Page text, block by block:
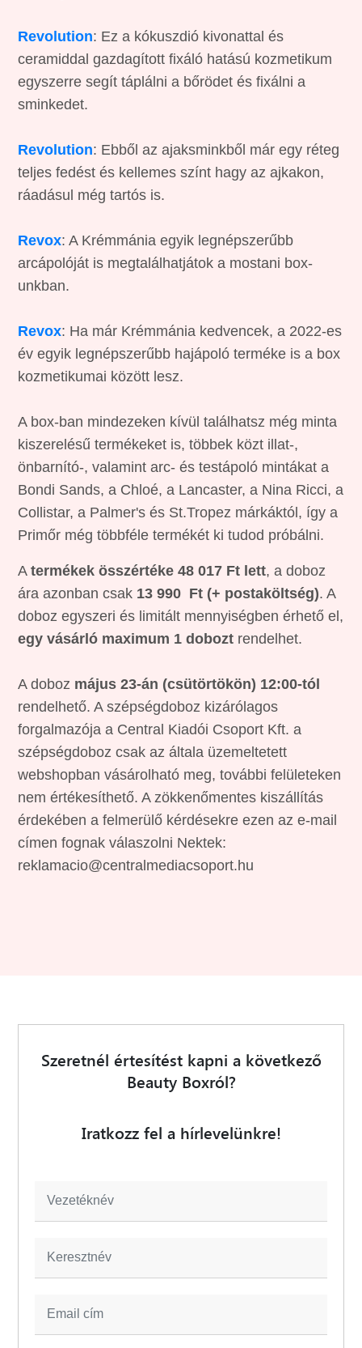
Revolution: Ez a kókuszdió kivonattal és
ceramiddal gazdagított fixáló hatású kozmetikum
egyszerre segít táplálni a bőrödet és fixálni a
sminkedet.
Revolution: Ebből az ajaksminkből már egy réteg
teljes fedést és kellemes színt hagy az ajkakon,
ráadásul még tartós is.
Revox: A Krémmánia egyik legnépszerűbb
arcápolóját is megtalálhatjátok a mostani box-
unkban.
Revox: Ha már Krémmánia kedvencek, a 2022-es
év egyik legnépszerűbb hajápoló terméke is a box
kozmetikumai között lesz.
A box-ban mindezeken kívül találhatsz még minta
kiszerelésű termékeket is, többek közt illat-,
önbarnító-, valamint arc- és testápoló mintákat a
Bondi Sands, a Chloé, a Lancaster, a Nina Ricci, a
Collistar, a Palmer's és St.Tropez márkáktól, így a
Primőr még többféle termékét ki tudod próbálni.
Atermékek összértéke 48 017 Ft lett, a doboz
ára azonban csak 13 990 Ft (+ postaköltség). A
doboz egyszeri és limitált mennyiségben érhető el,
egy vásárló maximum 1 dobozt rendelhet.
A doboz május 23-án (csütörtökön) 12:00-tól
rendelhető. A szépségdoboz kizárólagos
forgalmazója a Central Kiadói Csoport Kft. a
szépségdoboz csak az általa üzemeltetett
webshopban vásárolható meg, további felületeken
nem értékesíthető. A zökkenőmentes kiszállítás
érdekében a felmerülő kérdésekre ezen az e-mail
címen fognak válaszolni Nektek:
reklamacio@centralmediacsoport.hu
Szeretnél értesítést kapni a következő
Beauty Boxról?
Iratkozz fel a hírlevelünkre!